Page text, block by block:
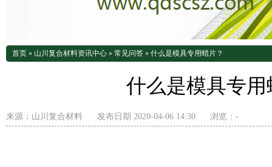
首页 » 山川复合材料资讯中心 » 常见问答 » 什么是模具专用蜡片？
什么是模具专用
来源： 山川复合材料 发布日期 2020-04-06 14:30 浏览： -